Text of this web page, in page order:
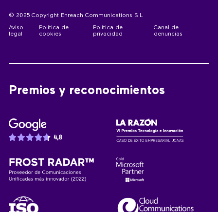
© 2025 Copyright Enreach Communications S.L
Aviso
legal
Política de
cookies
Política de
privacidad
Canal de
denuncias
Premios y reconocimientos